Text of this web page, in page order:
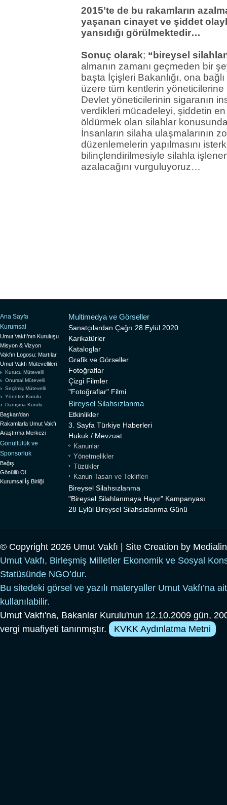
2015’te de bu rakamların
yaşanan cinayet ve şiddet
yansıdığı görülmektedir…
Sonuç olarak; “bireysel
almanın zamanı geçmeden bir
başta İçişleri Bakanlığı, ona
üzere tüm kentlerin
Devlet yöneticilerinin sigaranın
verdikleri mücadeleyi, şiddetin
öldürmek olan silahlar
İnsanların silaha ulaşmalarının
düzenlemelerin yapılmasını
bilinçlendirilmesiyle silahla
azalacağını vurguluyoruz…
Ana Sayfa
Kurumsal
Umut Vakfı’nın Kuruluşu
Misyon & Vizyon
Vakfın Logosu: Martılar
Umut Vakfı Mütevellileri
Kurucu Mütevelli
Onursal Mütevelli
Seçilmiş Mütevelli
Yönetim Kurulu
Danışma Kurulu
Başkan’dan
Rakamlarla Umut Vakfı
Araştırma Merkezi
Gönüllülük ve
Sponsorluk
Bağış
Gönüllü Ol
Kurumsal İş Birliği
Multimedya ve Görseller
Sanatçılardan Çağrı 28 Eylül 2020
Karikatürler
Kataloglar
Grafik ve Görseller
Fotoğraflar
Çizgi Filmler
"Fotoğraflar" Filmi
Bireysel Silahsızlanma
Etkinlikler
3. Sayfa Türkiye Haberleri
Hukuk / Mevzuat
Kanunlar
Yönetmelikler
Tüzükler
Kanun Tasarı ve Teklifleri
Bireysel Silahsızlanma
"Bireysel Silahlanmaya Hayır" Kampanyası
28 Eylül Bireysel Silahsızlanma Günü
© Copyright 2026 Umut Vakfı | Site Creation by
Umut Vakfı, Birleşmiş Milletler Ekonomik ve Sosyal
Statüsünde NGO’dur.
Bu sitedeki görsel ve yazılı materyaller Umut Vakfı’na
kullanılabilir.
Umut Vakfı'na, Bakanlar Kurulu'nun 12.10.2009 gün,
vergi muafiyeti tanınmıştır.
KVKK Aydınlatma Metni